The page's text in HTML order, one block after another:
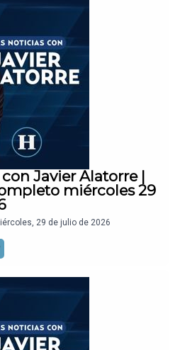
Javier Alatorre |
miércoles 29
29 de julio de 2026